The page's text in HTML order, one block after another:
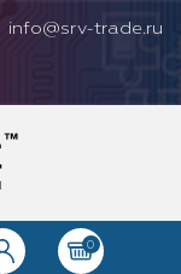
info@srv-trade.ru
0